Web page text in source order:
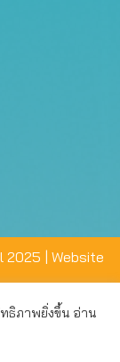
| Website
ธิภาพยิ่งขึ้น อ่าน
ที่ดีให้แก่ท่าน คุณ